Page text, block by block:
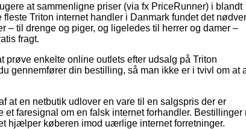
at sammenligne priser (via fx PriceRunner) i blandt
Triton internet handler i Danmark fundet det
– til drenge og piger, og ligeledes til herrer og damer –
fragt.
prøve enkelte online outlets efter udsalg på Triton
gennemfører din bestilling, så man ikke er i tvivl om at
en netbutik udlover en vare til en salgspris der er
faresignal om en falsk internet forhandler. Bestillinger
hjælper køberen imod uærlige internet forretninger.